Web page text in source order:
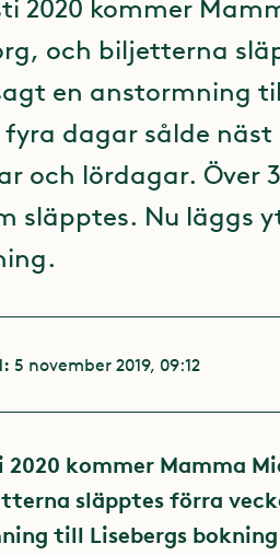
2020 kommer
och biljetterna
en anstormning
fyra dagar sålde
och lördagar. Över
släpptes. Nu läggs
5 november 2019, 09:12
2020 kommer Mamma
släpptes förra
till Lisebergs